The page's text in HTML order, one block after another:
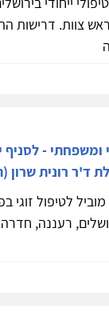
צוות. דרישות
ומשפחתי - לסניף
ד'ר רונית שרון
מוביל לטיפול זוגי
רעננה, חדרה